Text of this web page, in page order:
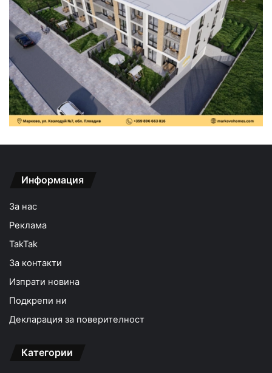
Информация
За нас
Реклама
TakTak
За контакти
Изпрати новина
Подкрепи ни
Декларация за поверителност
Категории